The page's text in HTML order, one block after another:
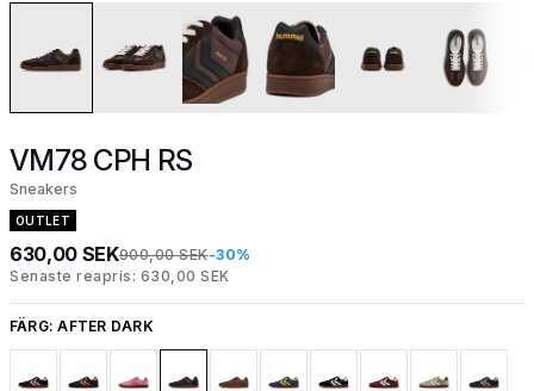
VM78 CPH RS
Sneakers
OUTLET
630,00 SEK900,00 SEK-30%
Senaste reapris: 630,00 SEK
FÄRG:AFTER DARK